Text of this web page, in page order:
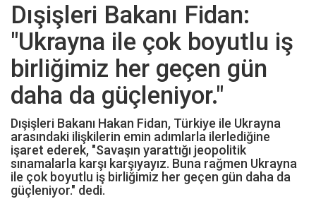
Dışişleri Bakanı Fidan:
"Ukrayna ile çok boyutlu iş
birliğimiz her geçen gün
daha da güçleniyor."
Dışişleri Bakanı Hakan Fidan, Türkiye ile Ukrayna
arasındaki ilişkilerin emin adımlarla ilerlediğine
işaret ederek, "Savaşın yarattığı jeopolitik
sınamalarla karşı karşıyayız. Buna rağmen Ukrayna
ile çok boyutlu iş birliğimiz her geçen gün daha da
güçleniyor." dedi.